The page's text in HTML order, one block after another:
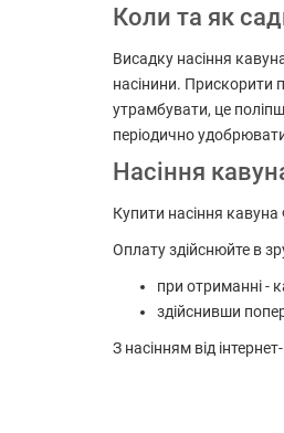
Коли та як
Висадку насіння
насінини. Прискорити
утрамбувати, це
періодично
Насіння
Купити насіння
Оплату здійснюйте в
при отриманні -
здійснивши
З насінням від